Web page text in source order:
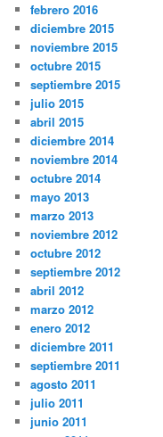
febrero 2016
diciembre 2015
noviembre 2015
octubre 2015
septiembre 2015
julio 2015
abril 2015
diciembre 2014
noviembre 2014
octubre 2014
mayo 2013
marzo 2013
noviembre 2012
octubre 2012
septiembre 2012
abril 2012
marzo 2012
enero 2012
diciembre 2011
septiembre 2011
agosto 2011
julio 2011
junio 2011